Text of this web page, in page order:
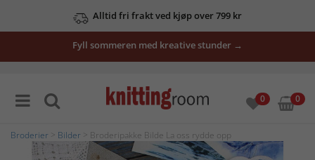
Alltid fri frakt ved kjøp over 799 kr
Fyll sommeren med kreative stunder →
0 0
Broderier Bilder > Broderipakke Bilde La oss rydde opp